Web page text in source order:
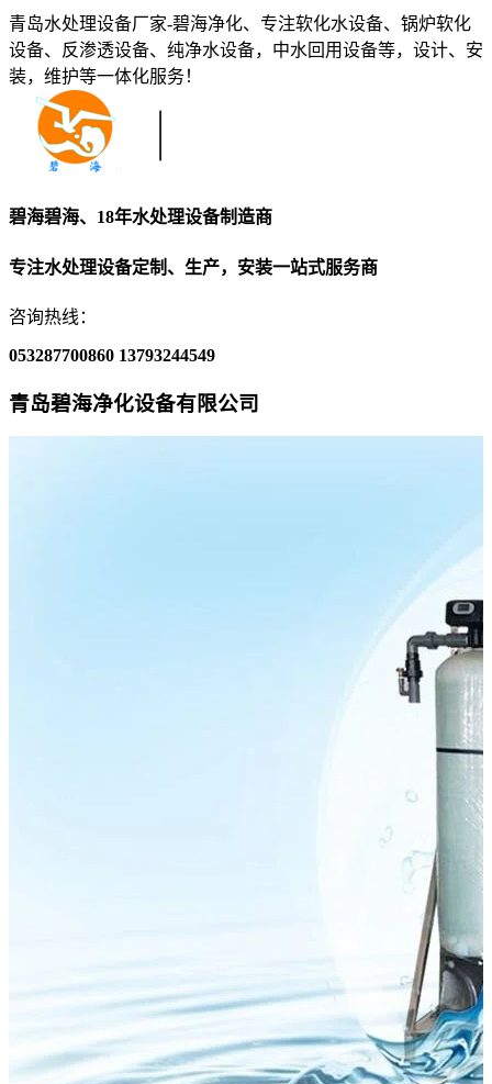
青岛水处理设备厂家-碧海净化、专注软化水设备、锅炉软化
设备、反渗透设备、纯净水设备，中水回用设备等，设计、安
装，维护等一体化服务！
碧海碧海、18年水处理设备制造商
专注水处理设备定制、生产，安装一站式服务商
咨询热线：
053287700860 13793244549
青岛碧海净化设备有限公司